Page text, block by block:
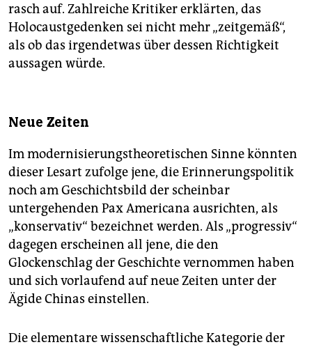
rasch auf. Zahlreiche Kritiker erklärten, das
Holocaustgedenken sei nicht mehr „zeitgemäß“,
als ob das irgendetwas über dessen Richtigkeit
aussagen würde.
Neue Zeiten
Im modernisierungstheoretischen Sinne könnten
dieser Lesart zufolge jene, die Erinnerungspolitik
noch am Geschichtsbild der scheinbar
untergehenden Pax Americana ausrichten, als
„konservativ“ bezeichnet werden. Als „progressiv“
dagegen erscheinen all jene, die den
Glockenschlag der Geschichte vernommen haben
und sich vorlaufend auf neue Zeiten unter der
Ägide Chinas einstellen.
Die elementare wissenschaftliche Kategorie der